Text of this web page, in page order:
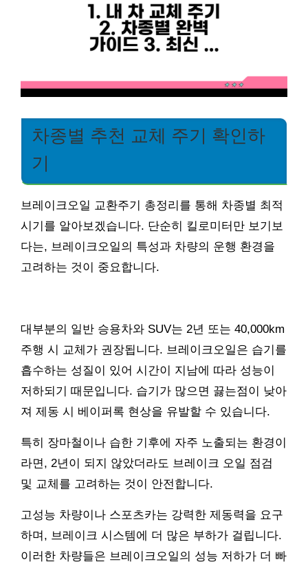
차종별 추천 교체 주기 확인하
기
브레이크오일 교환주기 총정리를 통해 차종별 최적
시기를 알아보겠습니다. 단순히 킬로미터만 보기보
다는, 브레이크오일의 특성과 차량의 운행 환경을
고려하는 것이 중요합니다.
대부분의 일반 승용차와 SUV는 2년 또는 40,000km
주행 시 교체가 권장됩니다. 브레이크오일은 습기를
흡수하는 성질이 있어 시간이 지남에 따라 성능이
저하되기 때문입니다. 습기가 많으면 끓는점이 낮아
져 제동 시 베이퍼록 현상을 유발할 수 있습니다.
특히 장마철이나 습한 기후에 자주 노출되는 환경이
라면, 2년이 되지 않았더라도 브레이크 오일 점검
및 교체를 고려하는 것이 안전합니다.
고성능 차량이나 스포츠카는 강력한 제동력을 요구
하며, 브레이크 시스템에 더 많은 부하가 걸립니다.
이러한 차량들은 브레이크오일의 성능 저하가 더 빠